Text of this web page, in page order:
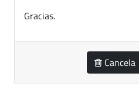
Gracias.
Cancela